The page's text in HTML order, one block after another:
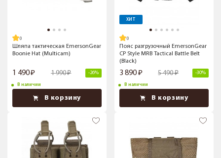
Шляпа тактическая EmersonGear
Boonie Hat (Multicam)
1 490 1 990 -26%
В наличии
В корзину
ХИТ
Пояс разгрузочный EmersonGear
CP Style MRB Tactical Battle Belt
(Black)
3 890 5 490 -30%
В наличии
В корзину